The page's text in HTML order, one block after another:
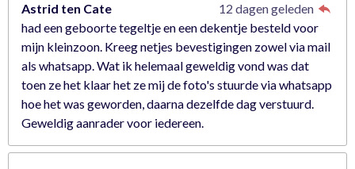
Astrid ten Cate
12 dagen geleden
had een geboorte tegeltje en een dekentje besteld voor
mijn kleinzoon. Kreeg netjes bevestigingen zowel via mail
als whatsapp. Wat ik helemaal geweldig vond was dat
toen ze het klaar het ze mij de foto's stuurde via whatsapp
hoe het was geworden, daarna dezelfde dag verstuurd.
Geweldig aanrader voor iedereen.